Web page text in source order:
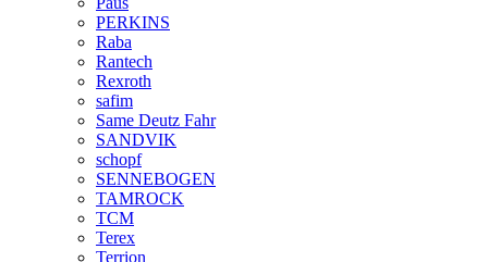
PERKINS
Raba
Rantech
Rexroth
safim
Same Deutz Fahr
SANDVIK
schopf
SENNEBOGEN
TAMROCK
TCM
Terex
Terrion